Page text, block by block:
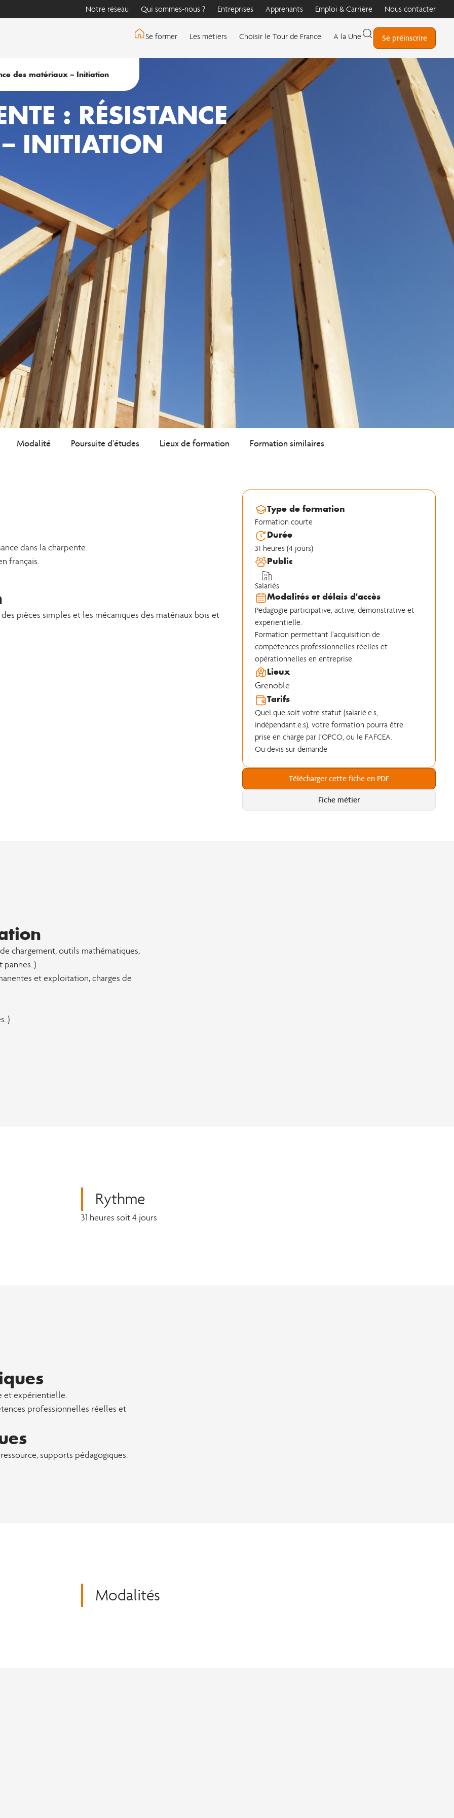
Notre réseau Qui sommes-nous ? Entreprises Apprenants Emploi & Carrière Nous contacter
Se former Les métiers Choisir le Tour de France A la Une Se préinscrire
des matériaux – Initiation
: RÉSISTANCE
INITIATION
Modalité Poursuite d'études Lieux de formation Formation similaires
dans la charpente.
français.
pièces simples et les mécaniques des matériaux bois et
Type de formation
Formation courte
Durée
31 heures (4 jours)
Public
Salariés
Modalités et délais d'accès
Pédagogie participative, active, démonstrative et
expérientielle.
Formation permettant l’acquisition de
compétences professionnelles réelles et
opérationnelles en entreprise.
Lieux
Grenoble
Tarifs
Quel que soit votre statut (salarié.e.s,
indépendant.e.s), votre formation pourra être
prise en charge par l’OPCO, ou le FAFCEA.
Ou devis sur demande
Télécharger cette fiche en PDF
Fiche métier
chargement, outils mathématiques,
et exploitation, charges de
Rythme
31 heures soit 4 jours
et expérientielle.
professionnelles réelles et
supports pédagogiques.
Modalités